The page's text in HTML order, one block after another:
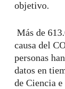
objetivo.
Más de
causa del
personas
datos en
de Ciencia